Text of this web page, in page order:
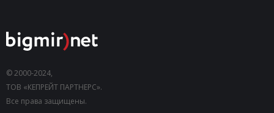
© 2000-2024,
ТОВ «КЕПРЕЙТ ПАРТНЕРС».
Все права защищены.